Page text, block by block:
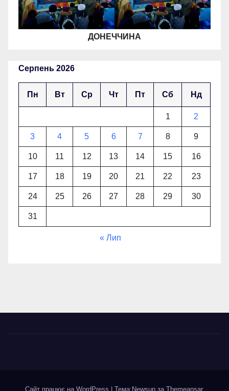
ДОНЕЧЧИНА
Серпень 2026
Пн Вт Ср Чт Пт Сб Нд
1 2
3 4 5 6 7 8 9
10 11 12 13 14 15 16
17 18 19 20 21 22 23
24 25 26 27 28 29 30
31
« Лип
Сайт працює на WordPress Тема:Newsup за Themeansar.